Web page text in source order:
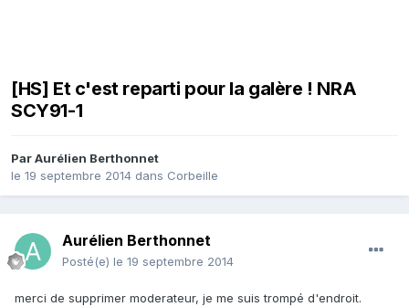
[HS] Et c'est reparti pour la galère ! NRA
SCY91-1
ParAurélien Berthonnet
le 19 septembre 2014 dans Corbeille
Aurélien Berthonnet
Posté(e) le 19 septembre 2014
merci de supprimer moderateur, je me suis trompé d'endroit.